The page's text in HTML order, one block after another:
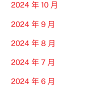
2024 年 10 月
2024 年 9 月
2024 年 8 月
2024 年 7 月
2024 年 6 月